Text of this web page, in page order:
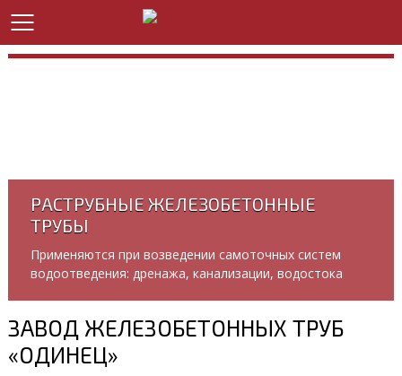
РАСТРУБНЫЕ ЖЕЛЕЗОБЕТОННЫЕ
ТРУБЫ
Применяются при возведении самоточных систем
водоотведения: дренажа, канализации, водостока
ЗАВОД ЖЕЛЕЗОБЕТОННЫХ ТРУБ
«ОДИНЕЦ»